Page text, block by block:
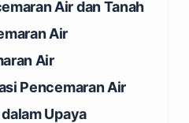
Air dan Tanah
Air
Air
Pencemaran Air
Upaya